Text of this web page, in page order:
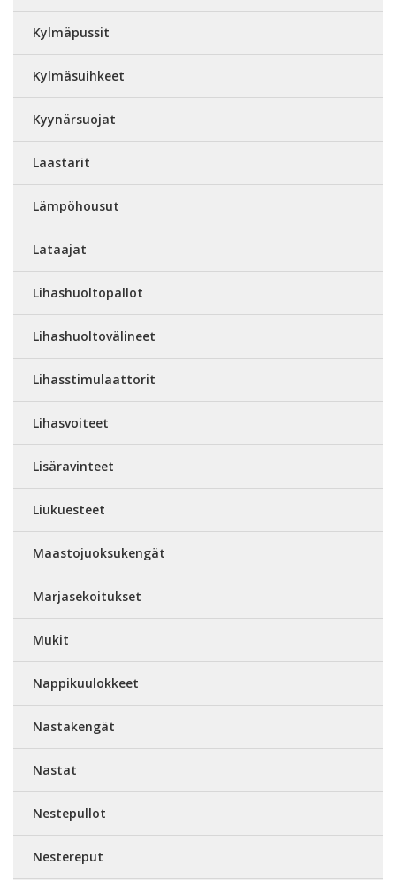
Kylmäpussit
Kylmäsuihkeet
Kyynärsuojat
Laastarit
Lämpöhousut
Lataajat
Lihashuoltopallot
Lihashuoltovälineet
Lihasstimulaattorit
Lihasvoiteet
Lisäravinteet
Liukuesteet
Maastojuoksukengät
Marjasekoitukset
Mukit
Nappikuulokkeet
Nastakengät
Nastat
Nestepullot
Nestereput